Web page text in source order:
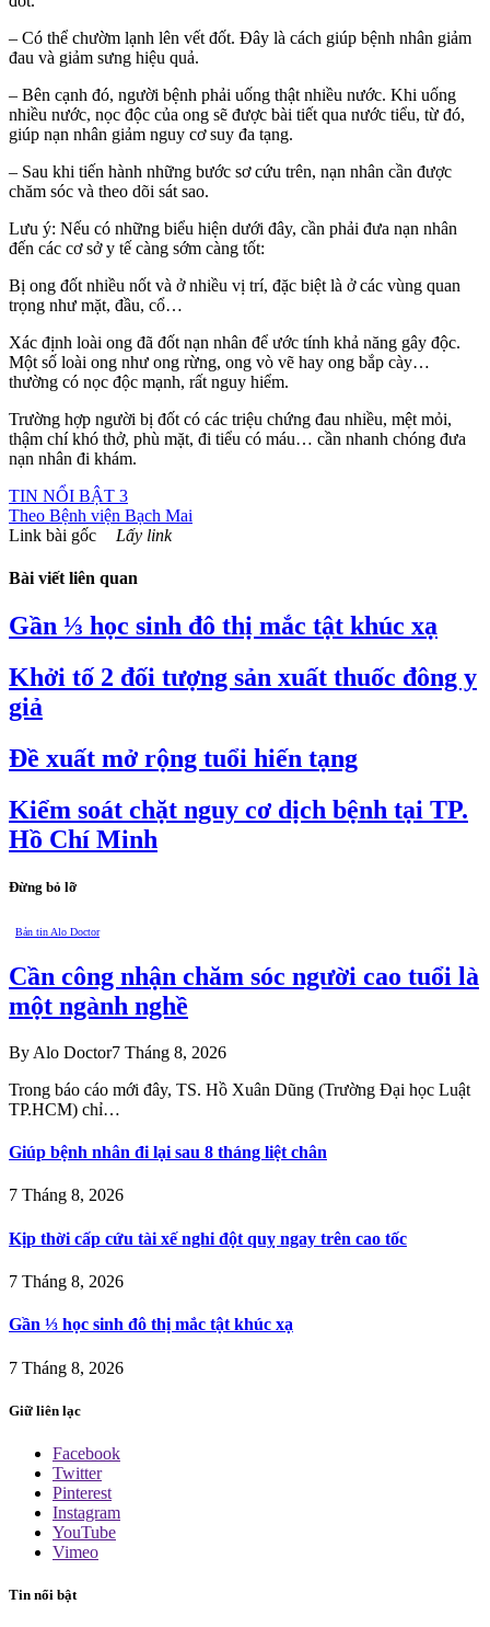
– Có thể chườm lạnh lên vết đốt. Đây là cách giúp bệnh nhân giảm
đau và giảm sưng hiệu quả.
– Bên cạnh đó, người bệnh phải uống thật nhiều nước. Khi uống
nhiều nước, nọc độc của ong sẽ được bài tiết qua nước tiểu, từ đó,
giúp nạn nhân giảm nguy cơ suy đa tạng.
– Sau khi tiến hành những bước sơ cứu trên, nạn nhân cần được
chăm sóc và theo dõi sát sao.
Lưu ý: Nếu có những biểu hiện dưới đây, cần phải đưa nạn nhân
đến các cơ sở y tế càng sớm càng tốt:
Bị ong đốt nhiều nốt và ở nhiều vị trí, đặc biệt là ở các vùng quan
trọng như mặt, đầu, cổ…
Xác định loài ong đã đốt nạn nhân để ước tính khả năng gây độc.
Một số loài ong như ong rừng, ong vò vẽ hay ong bắp cày…
thường có nọc độc mạnh, rất nguy hiểm.
Trường hợp người bị đốt có các triệu chứng đau nhiều, mệt mỏi,
thậm chí khó thở, phù mặt, đi tiểu có máu… cần nhanh chóng đưa
nạn nhân đi khám.
TIN NỔI BẬT 3
Theo Bệnh viện Bạch Mai
Link bài gốc
Lấy link
Bài viết liên quan
Gần ⅓ học sinh đô thị mắc tật khúc xạ
Khởi tố 2 đối tượng sản xuất thuốc đông y
giả
Đề xuất mở rộng tuổi hiến tạng
Kiểm soát chặt nguy cơ dịch bệnh tại TP.
Hồ Chí Minh
Đừng bỏ lỡ
Bản tin Alo Doctor
Cần công nhận chăm sóc người cao tuổi là
một ngành nghề
By Alo Doctor7 Tháng 8, 2026
Trong báo cáo mới đây, TS. Hồ Xuân Dũng (Trường Đại học Luật
TP.HCM) chỉ…
Giúp bệnh nhân đi lại sau 8 tháng liệt chân
7 Tháng 8, 2026
Kịp thời cấp cứu tài xế nghi đột quỵ ngay trên cao tốc
7 Tháng 8, 2026
Gần ⅓ học sinh đô thị mắc tật khúc xạ
7 Tháng 8, 2026
Giữ liên lạc
Facebook
Twitter
Pinterest
Instagram
YouTube
Vimeo
Tin nổi bật